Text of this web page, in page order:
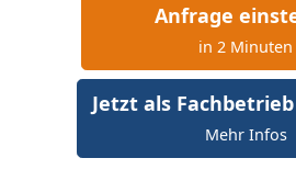
Anfrage
in 2 Minuten
Jetzt als
Mehr Infos